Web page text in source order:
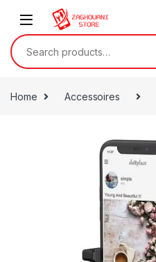
Home Accessoires